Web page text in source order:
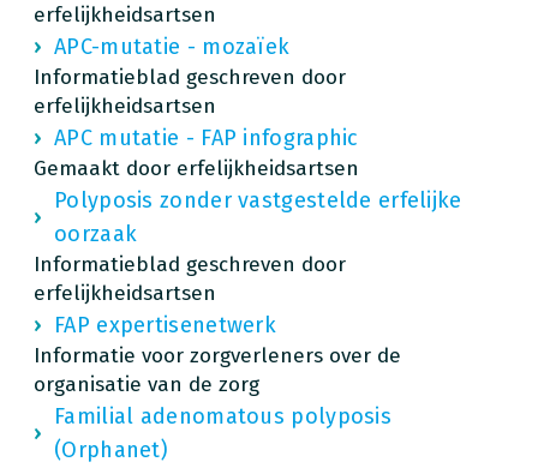
erfelijkheidsartsen
APC-mutatie - mozaïek
Informatieblad geschreven door
erfelijkheidsartsen
APC mutatie - FAP infographic
Gemaakt door erfelijkheidsartsen
Polyposis zonder vastgestelde erfelijke
oorzaak
Informatieblad geschreven door
erfelijkheidsartsen
FAP expertisenetwerk
Informatie voor zorgverleners over de
organisatie van de zorg
Familial adenomatous polyposis
(Orphanet)